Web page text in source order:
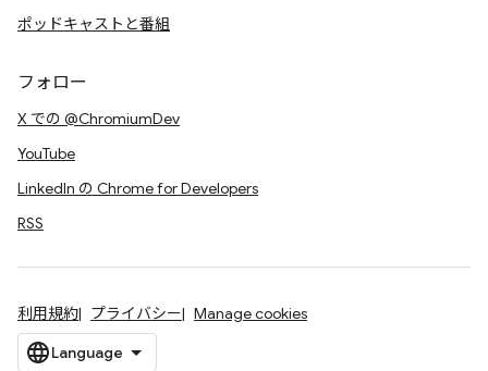
ポッドキャストと番組
フォロー
X での @ChromiumDev
YouTube
LinkedIn の Chrome for Developers
RSS
利用規約 プライバシー Manage cookies